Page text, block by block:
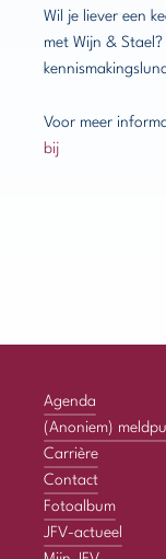
Wil je liever een
met Wijn &
Voor meer
bij
Agenda
(Anoniem)
Carrière
Contact
Fotoalbum
JFV-actueel